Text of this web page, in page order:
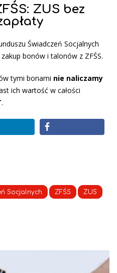
ZUS bez
Świadczeń Socjalnych
bonów i talonów z ZFŚS.
tymi bonami nie naliczamy
ich wartość w całości
.
Socjalnych ZFŚS ZUS